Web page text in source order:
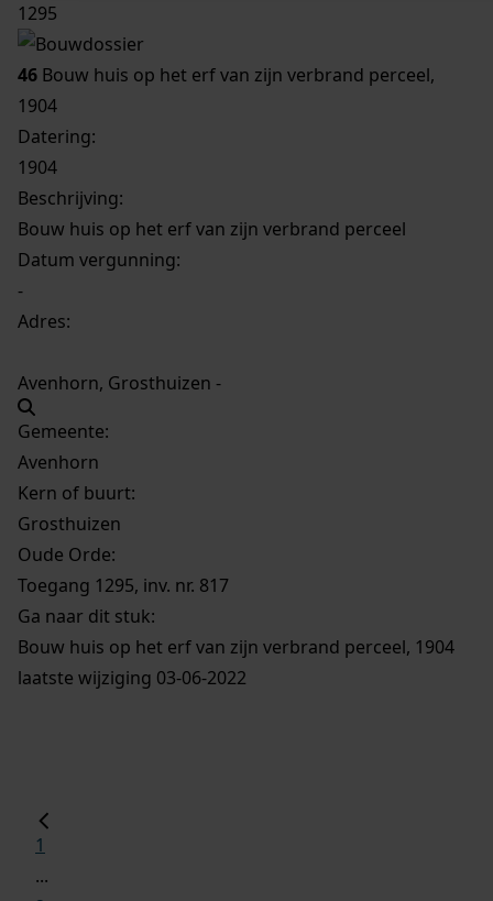
1295
46 Bouw huis op het erf van zijn verbrand perceel,
1904
Datering:
1904
Beschrijving:
Bouw huis op het erf van zijn verbrand perceel
Datum vergunning:
-
Adres:
Avenhorn, Grosthuizen -
Gemeente:
Avenhorn
Kern of buurt:
Grosthuizen
Oude Orde:
Toegang 1295, inv. nr. 817
Ga naar dit stuk:
Bouw huis op het erf van zijn verbrand perceel, 1904
laatste wijziging 03-06-2022
1
...